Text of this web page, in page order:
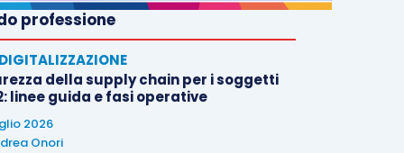
professione
della supply chain per i soggetti
linee guida e fasi operative
2026
Onori